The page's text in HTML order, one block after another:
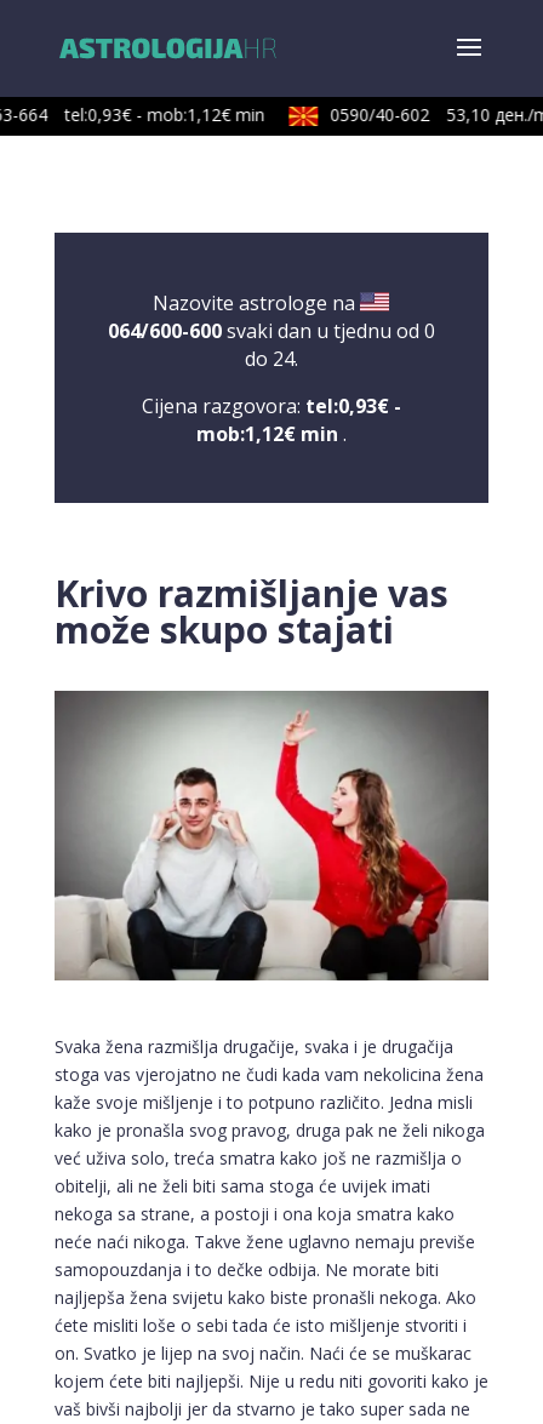
664 tel:0,93€ - mob:1,12€ min 0590/40-602 53,10 ден./
Nazovite astrologe na
064/600-600svaki dan u tjednu od 0
do 24.
Cijena razgovora: tel:0,93€ -
mob:1,12€ min .
Krivo razmišljanje vas
može skupo stajati
Svaka žena razmišlja drugačije, svaka i je drugačija
stoga vas vjerojatno ne čudi kada vam nekolicina žena
kaže svoje mišljenje i to potpuno različito. Jedna misli
kako je pronašla svog pravog, druga pak ne želi nikoga
već uživa solo, treća smatra kako još ne razmišlja o
obitelji, ali ne želi biti sama stoga će uvijek imati
nekoga sa strane, a postoji i ona koja smatra kako
neće naći nikoga. Takve žene uglavno nemaju previše
samopouzdanja i to dečke odbija. Ne morate biti
najljepša žena svijetu kako biste pronašli nekoga. Ako
ćete misliti loše o sebi tada će isto mišljenje stvoriti i
on. Svatko je lijep na svoj način. Naći će se muškarac
kojem ćete biti najljepši. Nije u redu niti govoriti kako je
vaš bivši najbolji jer da stvarno je tako super sada ne